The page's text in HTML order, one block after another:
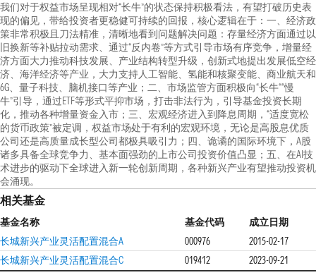
我们对于权益市场呈现相对“长牛”的状态保持积极看法，有望打破历史表
现的偏见，带给投资者更稳健可持续的回报，核心逻辑在于：一、经济政
策非常积极且刀法精准，清晰地看到问题解决问题：存量经济方面通过以
旧换新等补贴拉动需求、通过“反内卷”等方式引导市场有序竞争，增量经
济方面大力推动科技发展、产业结构转型升级，创新式地提出发展低空经
济、海洋经济等产业，大力支持人工智能、氢能和核聚变能、商业航天和
6G、量子科技、脑机接口等产业；二、市场监管方面积极向“长牛““慢
牛”引导，通过ETF等形式平抑市场，打击非法行为，引导基金投资长期
化，推动各种增量资金入市；三、宏观经济进入到降息周期，“适度宽松
的货币政策”被定调，权益市场处于有利的宏观环境，无论是高股息优质
公司还是高质量成长型公司都极具吸引力；四、诡谲的国际环境下，A股
诸多具备全球竞争力、基本面强劲的上市公司投资价值凸显；五、在AI技
术进步的驱动下全球进入新一轮创新周期，各种新兴产业有望推动投资机
会涌现。
相关基金
基金名称 基金代码
成立日期
长城新兴产业灵活配置混合A
000976
2015-02-17
长城新兴产业灵活配置混合C
019412 2023-09-21